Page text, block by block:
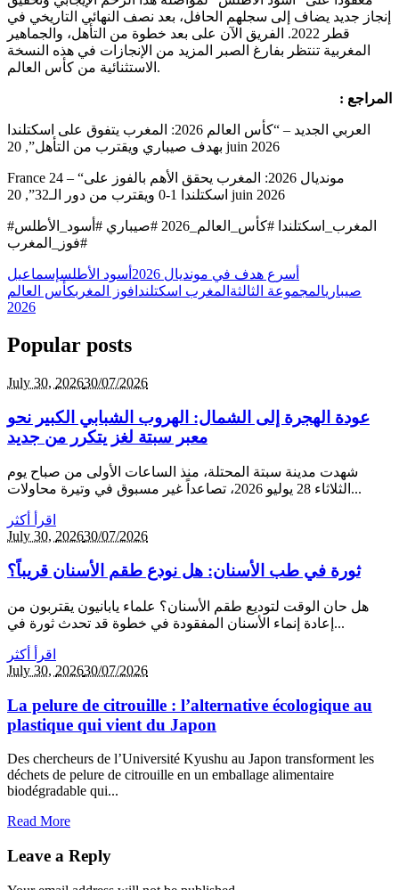
إنجاز جديد يضاف إلى سجلهم الحافل، بعد نصف النهائي التاريخي في
قطر 2022. الفريق الآن على بعد خطوة من التأهل، والجماهير
المغربية تنتظر بفارغ الصبر المزيد من الإنجازات في هذه النسخة
الاستثنائية من كأس العالم.
: المراجع
العربي الجديد – “كأس العالم 2026: المغرب يتفوق على اسكتلندا
بهدف صيباري ويقترب من التأهل”, 20 juin 2026
France 24 – “مونديال 2026: المغرب يحقق الأهم بالفوز على
اسكتلندا 1-0 ويقترب من دور الـ32”, 20 juin 2026
#المغرب_اسكتلندا #كأس_العالم_2026 #صيباري #أسود_الأطلس
#فوز_المغرب
أسرع هدف في مونديال 2026 أسود الأطلسإسماعيل
صيباريالمجموعة الثالثة المغرب اسكتلندا فوز المغربكأس العالم
2026
Popular posts
July 30, 202630/07/2026
عودة الهجرة إلى الشمال: الهروب الشبابي الكبير نحو
معبر سبتة لغز يتكرر من جديد
شهدت مدينة سبتة المحتلة، منذ الساعات الأولى من صباح يوم
الثلاثاء 28 يوليو 2026، تصاعداً غير مسبوق في وتيرة محاولات...
اقرأ أكثر
July 30, 202630/07/2026
ثورة في طب الأسنان: هل نودع طقم الأسنان قريباً؟
هل حان الوقت لتوديع طقم الأسنان؟ علماء يابانيون يقتربون من
إعادة إنماء الأسنان المفقودة في خطوة قد تحدث ثورة في...
اقرأ أكثر
July 30, 202630/07/2026
La pelure de citrouille : l’alternative écologique au
plastique qui vient du Japon
Des chercheurs de l’Université Kyushu au Japon transforment les
déchets de pelure de citrouille en un emballage alimentaire
biodégradable qui...
Read More
Leave a Reply